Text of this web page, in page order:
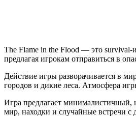
The Flame in the Flood — это survival-
предлагая игрокам отправиться в
Действие игры разворачивается в
городов и дикие леса. Атмосфера
Игра предлагает минималистичный,
мир, находки и случайные встречи